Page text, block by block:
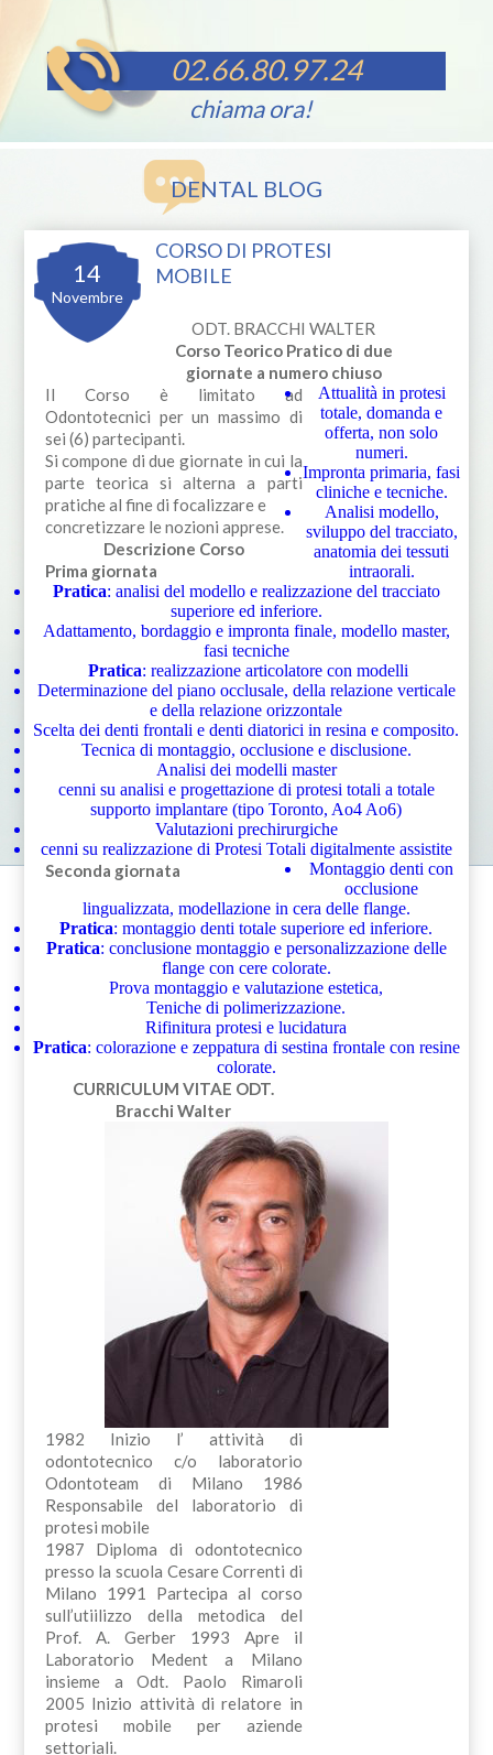
02.66.80.97.24
chiama ora!
DENTAL BLOG
14
Novembre
CORSO DI PROTESI
MOBILE
ODT. BRACCHI WALTER
Corso Teorico Pratico di due
giornate a numero chiuso
Il Corso è limitato ad
Odontotecnici per un massimo di
sei (6) partecipanti.
Si compone di due giornate in cui la
parte teorica si alterna a parti
pratiche al fine di focalizzare e
concretizzare le nozioni apprese.
Descrizione Corso
Prima giornata
Attualità in protesi
totale, domanda e
offerta, non solo
numeri.
Impronta primaria, fasi
cliniche e tecniche.
Analisi modello,
sviluppo del tracciato,
anatomia dei tessuti
intraorali.
Pratica: analisi del modello e realizzazione del tracciato
superiore ed inferiore.
Adattamento, bordaggio e impronta finale, modello master,
fasi tecniche
Pratica: realizzazione articolatore con modelli
Determinazione del piano occlusale, della relazione verticale
e della relazione orizzontale
Scelta dei denti frontali e denti diatorici in resina e composito.
Tecnica di montaggio, occlusione e disclusione.
Analisi dei modelli master
cenni su analisi e progettazione di protesi totali a totale
supporto implantare (tipo Toronto, Ao4 Ao6)
Valutazioni prechirurgiche
cenni su realizzazione di Protesi Totali digitalmente assistite
Seconda giornata
Montaggio denti con
occlusione
lingualizzata, modellazione in cera delle flange.
Pratica: montaggio denti totale superiore ed inferiore.
Pratica: conclusione montaggio e personalizzazione delle
flange con cere colorate.
Prova montaggio e valutazione estetica,
Teniche di polimerizzazione.
Rifinitura protesi e lucidatura
Pratica: colorazione e zeppatura di sestina frontale con resine
colorate.
CURRICULUM VITAE ODT.
Bracchi Walter
1982 Inizio l’ attività di
odontotecnico c/o laboratorio
Odontoteam di Milano 1986
Responsabile del laboratorio di
protesi mobile
1987 Diploma di odontotecnico
presso la scuola Cesare Correnti di
Milano 1991 Partecipa al corso
sull’utiilizzo della metodica del
Prof. A. Gerber 1993 Apre il
Laboratorio Medent a Milano
insieme a Odt. Paolo Rimaroli
2005 Inizio attività di relatore in
protesi mobile per aziende
settoriali.